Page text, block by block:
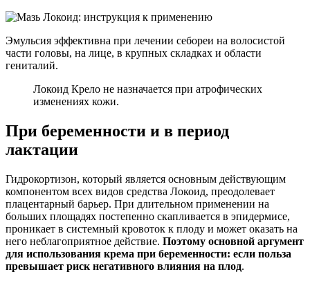
Эмульсия эффективна при лечении себореи на волосистой
части головы, на лице, в крупных складках и области
гениталий.
Локоид Крело не назначается при атрофических
изменениях кожи.
При беременности и в период
лактации
Гидрокортизон, который является основным действующим
компонентом всех видов средства Локоид, преодолевает
плацентарный барьер. При длительном применении на
больших площадях постепенно скапливается в эпидермисе,
проникает в системный кровоток к плоду и может оказать на
него неблагоприятное действие. Поэтому основной аргумент
для использования крема при беременности: если польза
превышает риск негативного влияния на плод.